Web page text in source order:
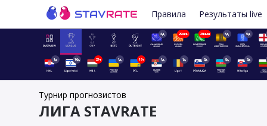
Правила Результаты live
4д 29мин 29мин 5д 5д
1д 16д 23ч 1д 18ч 1д 1д 2д 8д 2д
Турнир прогнозистов
ЛИГА STAVRATE